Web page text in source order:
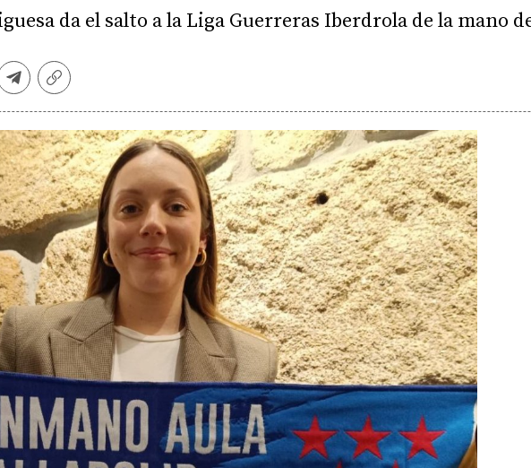
da el salto a la Liga Guerreras Iberdrola de la mano
Telegram
Copiar